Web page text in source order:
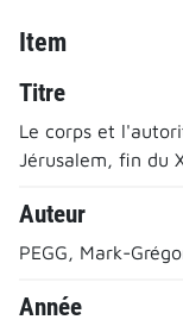
Item
Titre
Le corps et
Jérusalem, fin du
Auteur
PEGG, Mark-
Année